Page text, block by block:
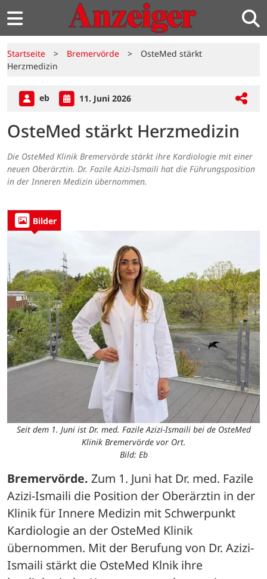
Startseite > Bremervörde >
OsteMed stärkt
Herzmedizin
eb 11. Juni 2026
OsteMed stärkt Herzmedizin
Die OsteMed Klinik Bremervörde stärkt ihre Kardiologie mit einer
neuen Oberärztin. Dr. Fazile Azizi-Ismaili hat die Führungsposition
in der Inneren Medizin übernommen.
Bilder
Seit dem 1. Juni ist Dr. med. Fazile Azizi-Ismaili bei de OsteMed
Klinik Bremervörde vor Ort.
Bild: Eb
Bremervörde. Zum 1. Juni hat Dr. med. Fazile
Azizi-Ismaili die Position der Oberärztin in der
Klinik für Innere Medizin mit Schwerpunkt
Kardiologie an der OsteMed Klinik
übernommen. Mit der Berufung von Dr. Azizi-
Ismaili stärkt die OsteMed Klnik ihre